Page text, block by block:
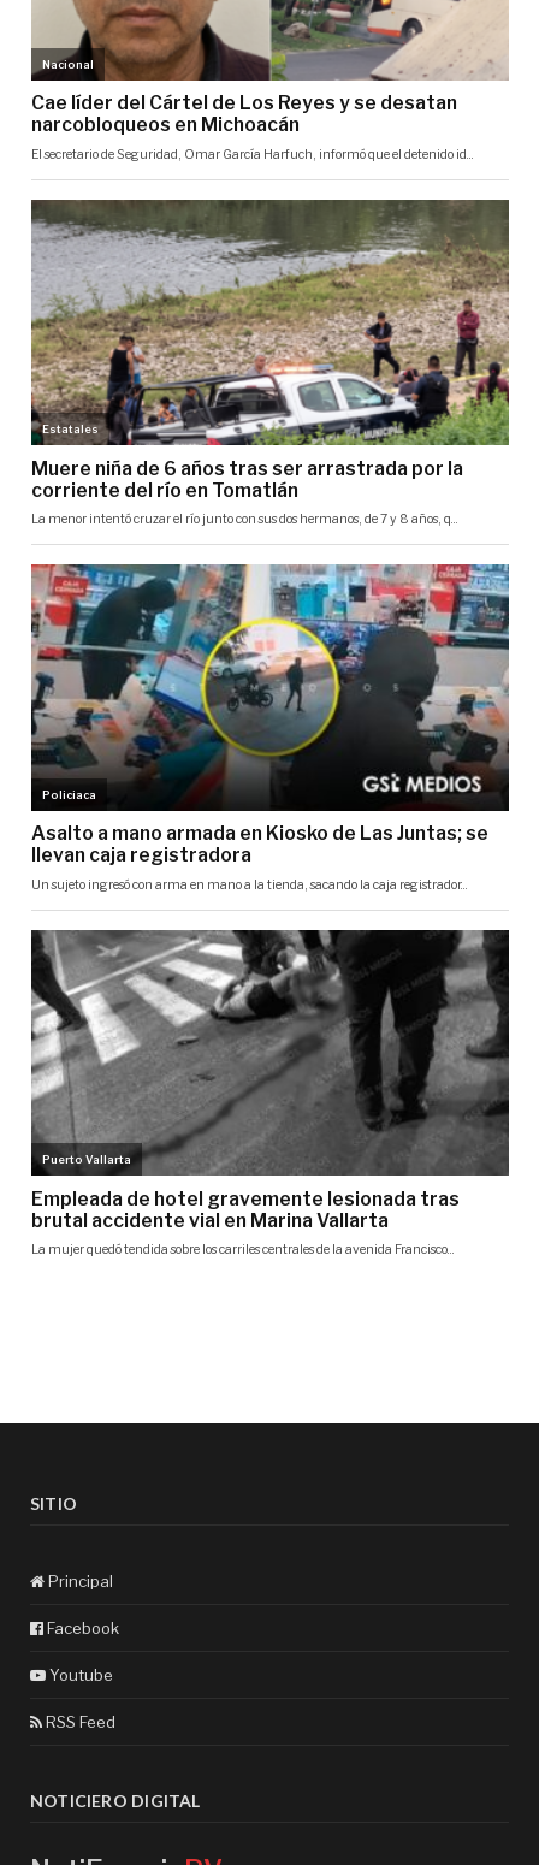
SITIO
Principal
Facebook
Youtube
RSS Feed
NOTICIERO DIGITAL